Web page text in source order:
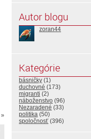
»
Autor blogu
zoran44
Kategórie
básničky (1)
duchovné (173)
migranti (2)
náboženstvo (96)
Nezaradené (33)
politika (50)
spoločnosť (396)